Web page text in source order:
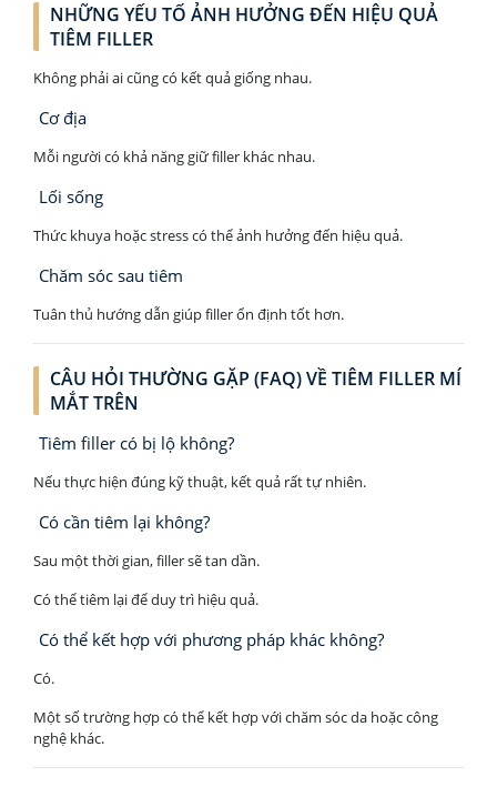
NHỮNG YẾU TỐ ẢNH HƯỞNG ĐẾN HIỆU QUẢ
TIÊM FILLER
Không phải ai cũng có kết quả giống nhau.
Cơ địa
Mỗi người có khả năng giữ filler khác nhau.
Lối sống
Thức khuya hoặc stress có thể ảnh hưởng đến hiệu quả.
Chăm sóc sau tiêm
Tuân thủ hướng dẫn giúp filler ổn định tốt hơn.
CÂU HỎI THƯỜNG GẶP (FAQ) VỀ TIÊM FILLER MÍ
MẮT TRÊN
Tiêm filler có bị lộ không?
Nếu thực hiện đúng kỹ thuật, kết quả rất tự nhiên.
Có cần tiêm lại không?
Sau một thời gian, filler sẽ tan dần.
Có thể tiêm lại để duy trì hiệu quả.
Có thể kết hợp với phương pháp khác không?
Có.
Một số trường hợp có thể kết hợp với chăm sóc da hoặc công
nghệ khác.